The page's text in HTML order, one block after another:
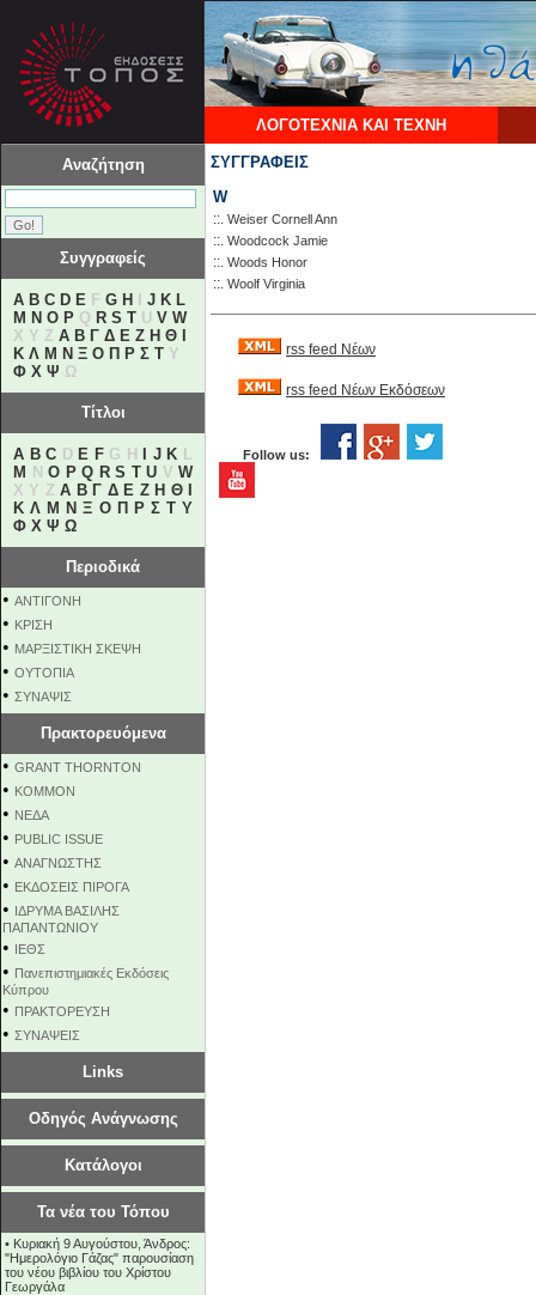
ΛΟΓΟΤΕΧΝΙΑ ΚΑΙ ΤΕΧΝΗ
Αναζήτηση
Συγγραφείς
A B C D E F G H J K L
M N O P Q R S T U V W
X Y Z Α Β Γ Δ Ε Ζ Η Θ
Κ Λ Μ Ν Ξ Ο Π Ρ Σ Τ Υ
Φ Χ Ψ Ω
Τίτλοι
A B C D E FG H J K L
M
N O P Q R S T U V W
X Y ZΑ Β Γ Δ Ε Ζ Η Θ
Κ Λ Μ Ν Ξ Ο Π Ρ Σ Τ Υ
Φ Χ Ψ Ω
Περιοδικά
• ΑΝΤΙΓΟΝΗ
• ΚΡΙΣΗ
• ΜΑΡΞΙΣΤΙΚΗ ΣΚΕΨΗ
• ΟΥΤΟΠΙΑ
• ΣΥΝΑΨΙΣ
Πρακτορευόμενα
• GRANT THORNTON
• KOMMON
• NEΔΑ
• PUBLIC ISSUE
• ΑΝΑΓΝΩΣΤΗΣ
• ΕΚΔΟΣΕΙΣ ΠΙΡΟΓΑ
• ΙΔΡΥΜΑ ΒΑΣΙΛΗΣ
ΠΑΠΑΝΤΩΝΙΟΥ
• ΙΕΘΣ
• Πανεπιστημιακές Εκδόσεις
Κύπρου
• ΠΡΑΚΤΟΡΕΥΣΗ
• ΣΥΝΑΨΕΙΣ
Links
Οδηγός Ανάγνωσης
Κατάλογοι
Τα νέα του Τόπου
• Κυριακή 9 Αυγούστου, Άνδρος:
"Ημερολόγιο Γάζας" παρουσίαση
του νέου βιβλίου του Χρίστου
Γεωργάλα
ΣΥΓΓΡΑΦΕΙΣ
W
::. Weiser Cornell Ann
::. Woodcock Jamie
::. Woods Honor
::. Woolf Virginia
rss feed Νέων
rss feed Νέων Εκδόσεων
Follow us: